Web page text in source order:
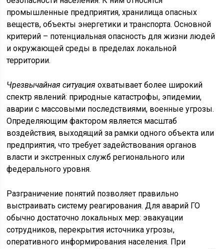
промышленные предприятия, хранилища опасных
веществ, объекты энергетики и транспорта. Основной
критерий – потенциальная опасность для жизни людей
и окружающей среды в пределах локальной
территории.
Чрезвычайная ситуация охватывает более широкий
спектр явлений: природные катастрофы, эпидемии,
аварии с массовыми последствиями, военные угрозы.
Определяющим фактором является масштаб
воздействия, выходящий за рамки одного объекта или
предприятия, что требует задействования органов
власти и экстренных служб регионального или
федерального уровня.
Разграничение понятий позволяет правильно
выстраивать систему реагирования. Для аварий ГО
обычно достаточно локальных мер: эвакуации
сотрудников, перекрытия источника угрозы,
оперативного информирования населения. При